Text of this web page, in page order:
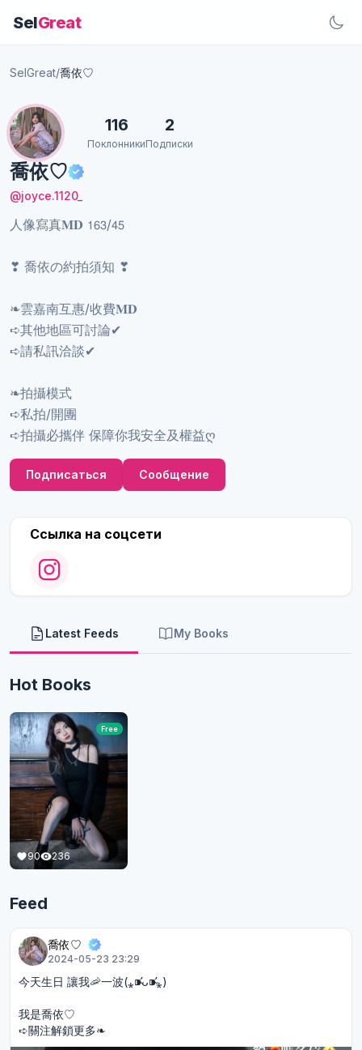
SelGreat
SelGreat/喬依♡︎
喬依♡︎
@joyce.1120_
人像寫真𝐌𝐃 𝟣𝟨𝟥/𝟦𝟧
❣︎ 喬依の約拍須知 ❣︎
❧雲嘉南互惠/收費𝐌𝐃
➪其他地區可討論✔︎
➪請私訊洽談✔︎
❧拍攝模式
➪私拍/開團
➪拍攝必攜伴 保障你我安全及權益ღ
116
Поклонники
2
Подписки
Подписаться Сообщение
Ссылка на соцсети
Latest Feeds My Books
Hot Books
90 236
Free
Feed
喬依♡︎
2024-05-23 23:29
今天生日 讓我🦐一波(⁎⁍̴̛ᴗ⁍̴̛⁎)
我是喬依♡︎
➪關注解鎖更多❧